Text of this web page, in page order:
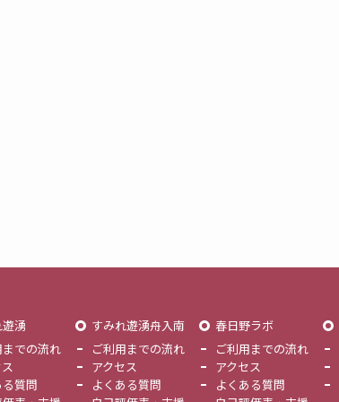
湧
での流れ
質問
すみれ遊湧舟入南
ご利用までの流れ
アクセス
よくある質問
春日野ラボ
ご利用までの流れ
アクセス
よくある質問